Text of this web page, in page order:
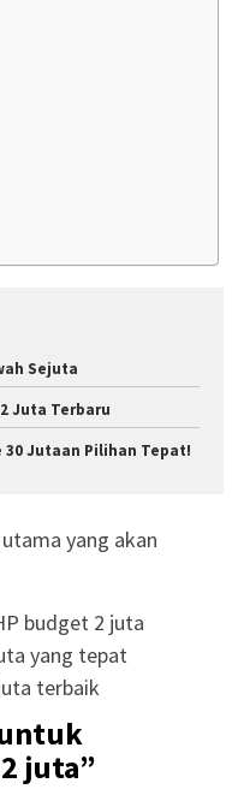
Sejuta
Juta Terbaru
30 Jutaan Pilihan Tepat!
yang akan
budget 2 juta
yang tepat
terbaik
juta”